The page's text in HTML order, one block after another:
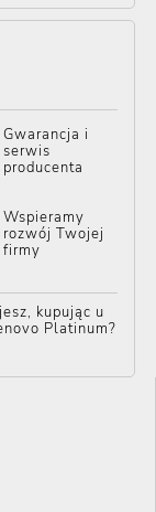
Gwarancja i
serwis
producenta
Wspieramy
rozwój Twojej
firmy
kupując u
Platinum?